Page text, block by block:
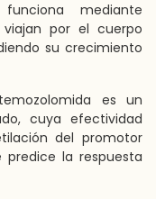
funciona mediante
viajan por el cuerpo
su crecimiento
es un
cuya efectividad
del promotor
predice la respuesta